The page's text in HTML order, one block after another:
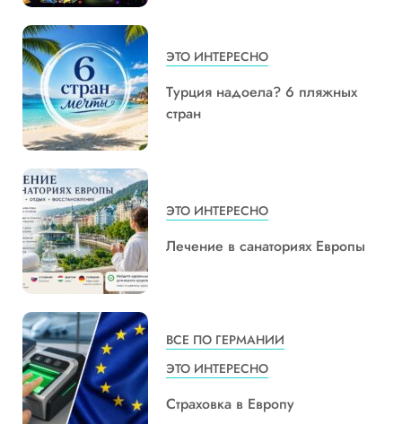
ЭТО ИНТЕРЕСНО
Турция надоела? 6 пляжных
стран
ЭТО ИНТЕРЕСНО
Лечение в санаториях Европы
ВСЕ ПО ГЕРМАНИИ
ЭТО ИНТЕРЕСНО
Страховка в Европу